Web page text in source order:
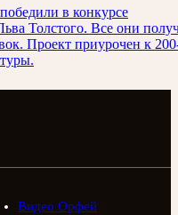
в конкурсе
Толстого. Все они
Проект приурочен к
Видео Орфей